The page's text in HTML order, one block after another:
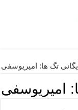
تگ ها: امیریوسفی
امیریوسفی